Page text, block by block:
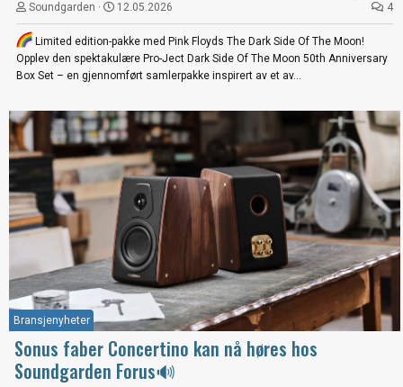
Soundgarden 12.05.2026 4
Limited edition-pakke med Pink Floyds The Dark Side Of The Moon!
Opplev den spektakulære Pro-Ject Dark Side Of The Moon 50th Anniversary
Box Set – en gjennomført samlerpakke inspirert av et av...
Bransjenyheter
Sonus faber Concertino kan nå høres hos
Soundgarden Forus🔊